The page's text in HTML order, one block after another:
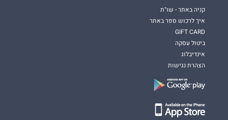
קניה באתר - שו"ת
איך לרכוש ספר באתר
GIFT CARD
ביטול עסקה
אינדיבלוג
הצהרת נגישות